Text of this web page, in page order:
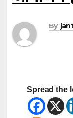
By
Spread the